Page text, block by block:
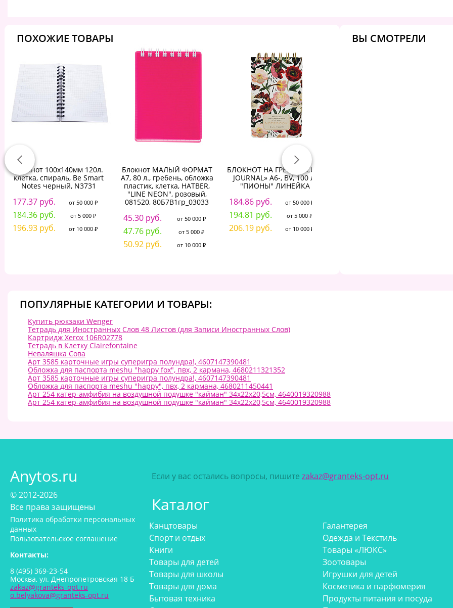
ПОХОЖИЕ ТОВАРЫ
Блокнот 100х140мм 120л.
клетка, спираль, Be Smart
Notes черный, N3731
177.37 руб. от 50 000 ₽
184.36 руб. от 5 000 ₽
196.93 руб. от 10 000 ₽
Блокнот МАЛЫЙ ФОРМАТ
А7, 80 л., гребень, обложка
пластик, клетка, HATBER,
"LINE NEON", розовый,
081520, 80Б7В1гр_03033
45.30 руб. от 50 000 ₽
47.76 руб. от 5 000 ₽
50.92 руб. от 10 000 ₽
БЛОКНОТ НА ГРЕБНЕ «CUTE
JOURNAL» A6-, BV, 100 Л.
"ПИОНЫ" ЛИНЕЙКА
184.86 руб. от 50 000 ₽
194.81 руб. от 5 000 ₽
206.19 руб. от 10 000 ₽
ВЫ СМОТРЕЛИ
ПОПУЛЯРНЫЕ КАТЕГОРИИ И ТОВАРЫ:
Купить рюкзаки Wenger
Тетрадь для Иностранных Слов 48 Листов (для Записи Иностранных Слов)
Картридж Xerox 106R02778
Тетрадь в Клетку Clairefontaine
Неваляшка Сова
Арт 3585 карточные игры суперигра полундра!, 4607147390481
Обложка для паспорта meshu "happy fox", пвх, 2 кармана, 4680211321352
Арт 3585 карточные игры суперигра полундра!, 4607147390481
Обложка для паспорта meshu "happy", пвх, 2 кармана, 4680211450441
Арт 254 катер-амфибия на воздушной подушке "кайман" 34х22х20,5см, 4640019320988
Арт 254 катер-амфибия на воздушной подушке "кайман" 34х22х20,5см, 4640019320988
Anytos.ru
© 2012-2026
Все права защищены
Политика обработки персональных
данных
Пользовательское соглашение
Контакты:
8 (495) 369-23-54
Москва, ул. Днепропетровская 18 Б
zakaz@granteks-opt.ru
o.belyakova@granteks-opt.ru
Если у вас остались вопросы, пишите zakaz@granteks-opt.ru
Каталог
Канцтовары
Спорт и отдых
Книги
Товары для детей
Товары для школы
Товары для дома
Бытовая техника
Галантерея
Одежда и Текстиль
Товары «ЛЮКС»
Зоотовары
Игрушки для детей
Косметика и парфюмерия
Продукты питания и посуда